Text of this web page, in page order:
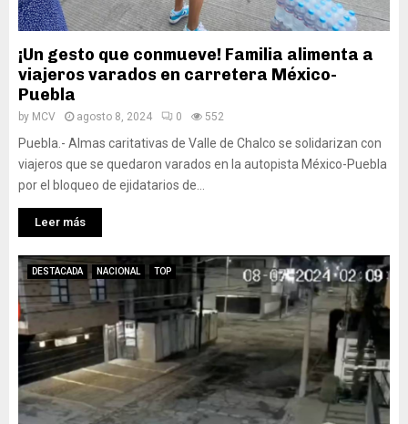
¡Un gesto que conmueve! Familia alimenta a
viajeros varados en carretera México-
Puebla
by MCV agosto 8, 2024 0 552
Puebla.- Almas caritativas de Valle de Chalco se solidarizan con
viajeros que se quedaron varados en la autopista México-Puebla
por el bloqueo de ejidatarios de...
Leer más
DESTACADA NACIONAL TOP